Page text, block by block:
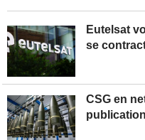
Eutelsat
se
CSG en